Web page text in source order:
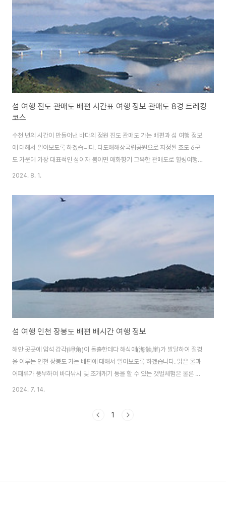
08:30 - 코리아프린세스호 : 12:30 • 소청도 → 인천 - 코리아프린세스호 :
섬 여행 진도 관매도 배편 시간표 여행 정보 관매도 8경 트레킹
코스
수천 년의 시간이 만들어낸 바다의 정원 진도 관매도 가는 배편과 섬 여행 정보
에 대해서 알아보도록 하겠습니다. 다도해해상국립공원으로 지정된 조도 6군
도 가운데 가장 대표적인 섬이자 봄이면 매화향기 그윽한 관매도로 힐링여행
떠나보시기 바랍니다. 삶의 쉼표가 되는 슬로시티 섬 전남 완도 청산도에 대
기 관매도 가는 배편 관매도 가는 배편은 진도항(팽목항)에서 H/L해운이 운
항하는 한림페리호(2시간 정도 소요)와 서진도농협에서 운항하는 새섬두레호
(1시간 30분 정도 소요)를 이용해 입도할 수 있으며 하루에 2회 운항하고 있습
2024. 8. 1.
섬 여행 인천 장봉도 배편 배시간 여행 정보
해안 곳곳에 암석 갑각(岬角)이 돌출한데다 해식애(海蝕崖)가 발달하여 절경
을 이루는 인천 장봉도 가는 배편에 대해서 알아보도록 하겠습니다. 맑은 물과
어패류가 풍부하여 바다낚시 및 조개캐기 등을 할 수 있는 갯벌체험은 물론 해
수욕까지 즐길 수 있는 장봉도에서 힐링여행 시작해 보시기 바랍니다. 📢 섬
2024. 7. 14.
1